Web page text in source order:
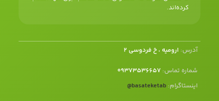
کرده‌اند.
آدرس: ارومیه ، خ فردوسی 2
شماره تماس: 09373536657
اینستاگرام: basateketab
@